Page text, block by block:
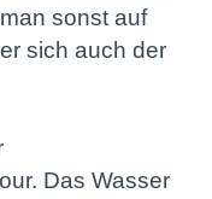
sonst auf
sich auch der
Das Wasser